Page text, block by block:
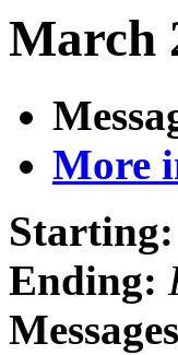
March
More
Starting:
Ending: